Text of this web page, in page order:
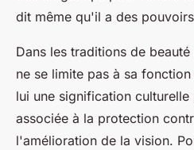
dit même qu'il a des
Dans les traditions de
ne se limite pas à sa
lui une signification
associée à la protection
l'amélioration de la vision.